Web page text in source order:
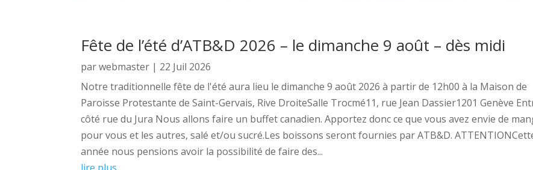
Fête de l’été d’ATB&D 2026 – le dimanche 9 août – dès midi
parwebmaster | 22 Juil 2026
Notre traditionnelle fête de l'été aura lieu le dimanche 9 août 2026 à partir de 12h00 à la Maison de
Paroisse Protestante de Saint-Gervais, Rive DroiteSalle Trocmé11, rue Jean Dassier1201 Genève
côté rue du Jura Nous allons faire un buffet canadien. Apportez donc ce que vous avez envie de
pour vous et les autres, salé et/ou sucré.Les boissons seront fournies par ATB&D.
année nous pensions avoir la possibilité de faire des...